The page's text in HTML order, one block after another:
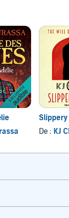
и
De : KJ